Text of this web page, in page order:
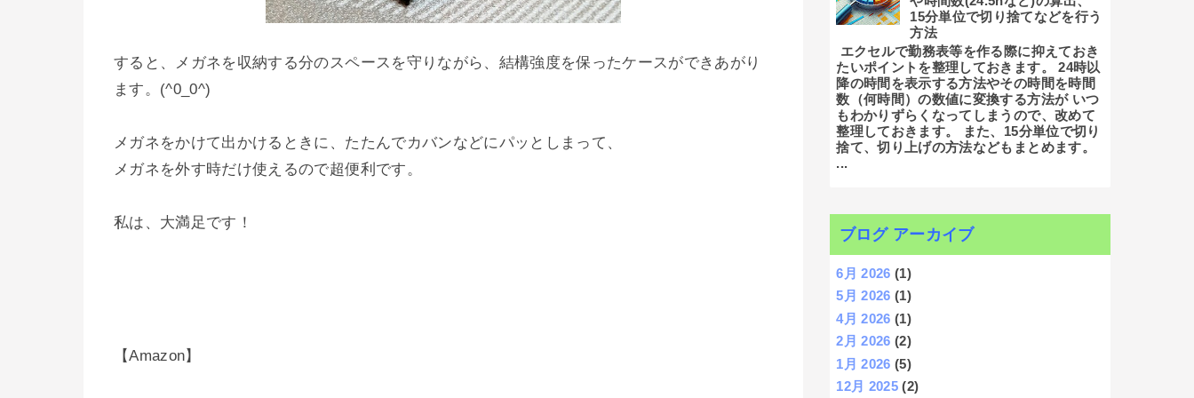
すると、メガネを収納する分のスペースを守りながら、結構強度を保ったケースができあがり
ます。(^0_0^)
メガネをかけて出かけるときに、たたんでカバンなどにパッとしまって、
メガネを外す時だけ使えるので超便利です。
私は、大満足です！
【Amazon】
15分単位で切り捨てなどを行う
方法
エクセルで勤務表等を作る際に抑えておき
たいポイントを整理しておきます。 24時以
降の時間を表示する方法やその時間を時間
数（何時間）の数値に変換する方法が いつ
もわかりずらくなってしまうので、改めて
整理しておきます。 また、15分単位で切り
捨て、切り上げの方法などもまとめます。
...
ブログ アーカイブ
6月 2026 (1)
5月 2026 (1)
4月 2026 (1)
2月 2026 (2)
1月 2026 (5)
12月 2025 (2)